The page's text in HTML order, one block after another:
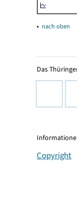
▴ nach oben
Das
Copyright